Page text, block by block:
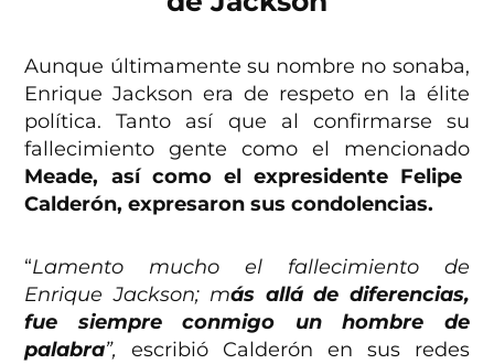
Aunque últimamente su nombre no sonaba,
Enrique Jackson era de respeto en la élite
política. Tanto así que al confirmarse su
fallecimiento gente como el mencionado
Meade, así como el expresidente Felipe
Calderón, expresaron sus condolencias.
“Lamento mucho el fallecimiento de
Enrique Jackson; más allá de diferencias,
fue siempre conmigo un hombre de
palabra”,
escribió Calderón en sus redes